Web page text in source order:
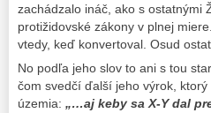
zachádzalo ináč, ako s ostatnými
protižidovské zákony v plnej
vtedy, keď konvertoval. Osud
No podľa jeho slov to ani s tou
čom svedčí ďalší jeho výrok,
územia: „…aj keby sa X-Y dal